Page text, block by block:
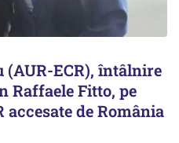
(AUR-ECR), întâlnire
Raffaele Fitto, pe
de România